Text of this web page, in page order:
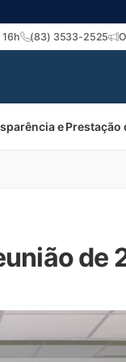
(83) 3533-2525
e Prestação
de